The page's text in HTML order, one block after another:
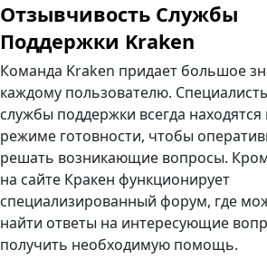
Отзывчивость Службы
Поддержки Kraken
Команда Kraken придает большое
каждому пользователю.
службы поддержки всегда находятся
режиме готовности, чтобы
решать возникающие вопросы.
на сайте Кракен функционирует
специализированный форум, где
найти ответы на интересующие
получить необходимую помощь.